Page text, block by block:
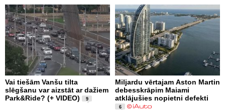
Vai tiešām Vanšu tilta
slēgšanu var aizstāt ar dažiem
Park&Ride? (+ VIDEO)
9
Miljardu vērtajam Aston Martin
debesskrāpim Maiami
atklājušies nopietni defekti
6